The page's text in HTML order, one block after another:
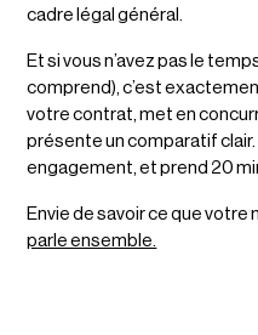
cadre légal général.
Et si vous n’avez pas le
comprend), c’est
votre contrat, met en
présente un comparatif
engagement, et prend 20
Envie de savoir ce que
parle ensemble.